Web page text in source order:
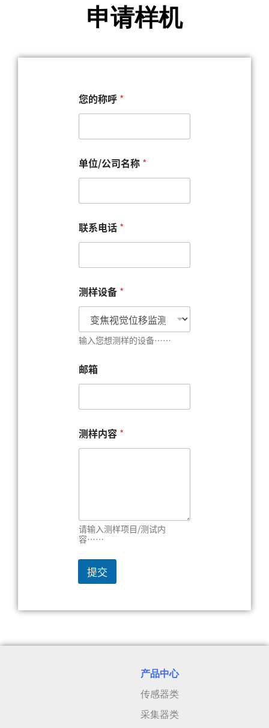
申请样机
您的称呼 *
单位/公司名称 *
联系电话 *
箱
*
位
/
司
名
称
测样设备 *
输入您想测样的设备……
邮箱
测样内容 *
请输入测样项目/测试内
容……
提交
产品中心
传感器类
采集器类